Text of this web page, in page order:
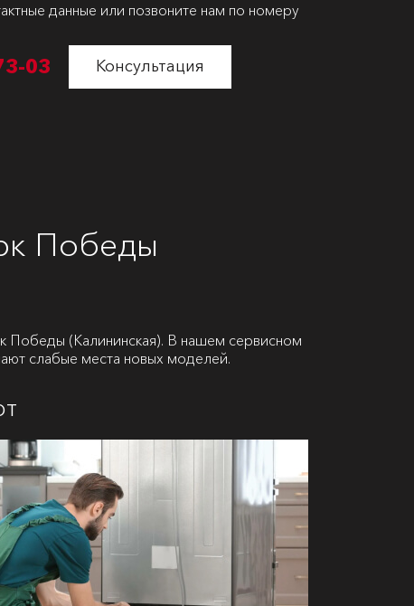
данные или позвоните нам по номеру
03 Консультация
Победы
Победы (Калининская). В нашем сервисном
слабые места новых моделей.